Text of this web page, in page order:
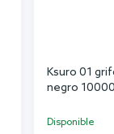
Ksuro 01
negro
Disponible